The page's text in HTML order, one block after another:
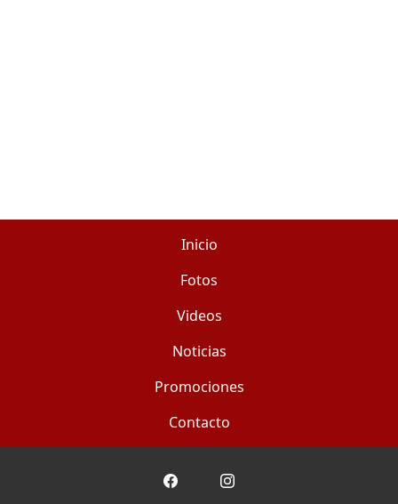
Inicio
Fotos
Videos
Noticias
Promociones
Contacto